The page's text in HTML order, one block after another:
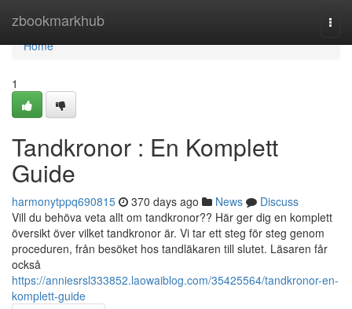
zbookmarkhub
Home
Home
1
Tandkronor : En Komplett
Guide
harmonytppq690815 370 days ago News
Discuss
Vill du behöva veta allt om tandkronor?? Här ger dig en komplett
översikt över vilket tandkronor är. Vi tar ett steg för steg genom
proceduren, från besöket hos tandläkaren till slutet. Läsaren får
också
https://anniesrsl333852.laowaiblog.com/35425564/tandkronor-en-
komplett-guide